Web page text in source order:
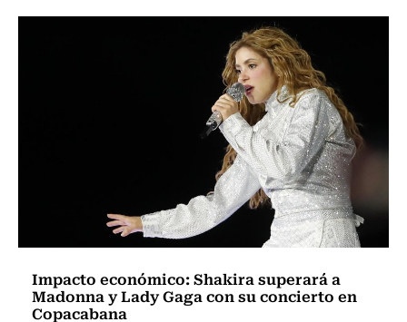
Impacto económico: Shakira superará a
Madonna y Lady Gaga con su concierto en
Copacabana